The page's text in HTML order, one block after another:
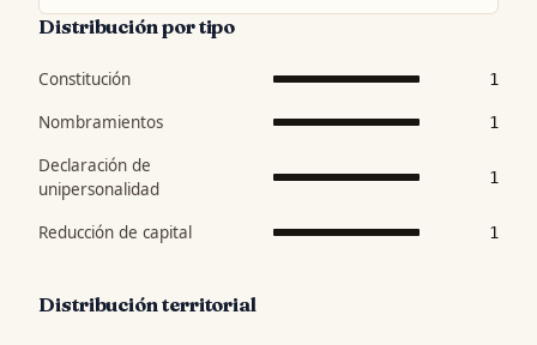
Distribución por tipo
Constitución 1
Nombramientos 1
Declaración de
unipersonalidad
1
Reducción de capital 1
Distribución territorial